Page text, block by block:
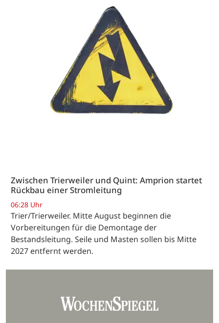
Zwischen Trierweiler und Quint: Amprion startet
Rückbau einer Stromleitung
06:28 Uhr
Trier/Trierweiler. Mitte August beginnen die
Vorbereitungen für die Demontage der
Bestandsleitung. Seile und Masten sollen bis Mitte
2027 entfernt werden.